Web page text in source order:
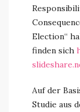
Election“
finden sich
Auf der
Studie aus